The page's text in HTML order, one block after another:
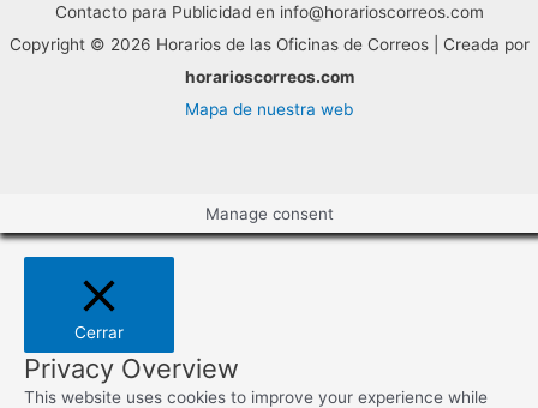
Contacto para Publicidad en info@horarioscorreos.com
Copyright © 2026 Horarios de las Oficinas de Correos | Creada por
horarioscorreos.com
Mapa de nuestra web
Manage consent
Cerrar
Privacy Overview
This website uses cookies to improve your experience while